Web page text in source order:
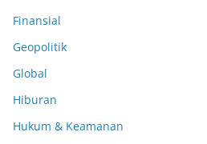
Finansial
Geopolitik
Global
Hiburan
Hukum & Keamanan